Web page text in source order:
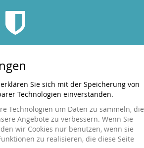
Sie sich mit der Speicherung von
Technologien einverstanden.
Technologien um Daten zu sammeln, die
Angebote zu verbessern. Wenn Sie
wir Cookies nur benutzen, wenn sie
zu realisieren, die diese Seite